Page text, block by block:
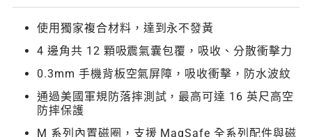
使用獨家複合材料，達到永不發黃
4 邊角共 12 顆吸震氣囊包覆，吸收、分散衝擊力
0.3mm 手機背板空氣屏障，吸收衝擊，防水波紋
通過美國軍規防落摔測試，最高可達 16 英尺高空
防摔保護
M 系列內置磁圈，支援 MagSafe 全系列配件與磁